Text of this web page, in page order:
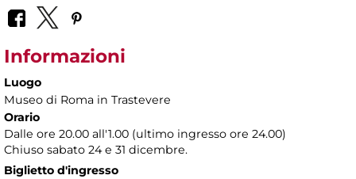
Informazioni
Luogo
Museo di Roma in Trastevere
Orario
Dalle ore 20.00 all'1.00 (ultimo ingresso ore 24.00)
Chiuso sabato 24 e 31 dicembre.
Biglietto d'ingresso